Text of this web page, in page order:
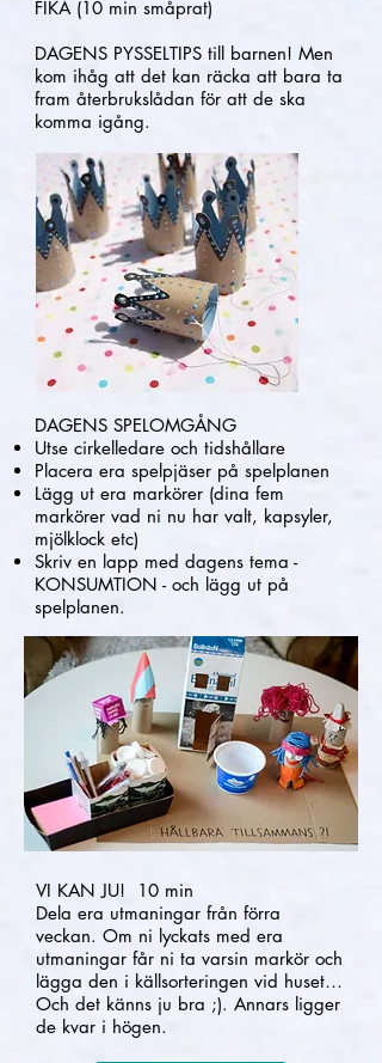
FIKA (10 min småprat)
DAGENS PYSSELTIPS till barnen! Men
kom ihåg att det kan räcka att bara ta
fram återbrukslådan för att de ska
komma igång.
DAGENS SPELOMGÅNG
Utse cirkelledare och tidshållare
Placera era spelpjäser på spelplanen
Lägg ut era markörer (dina fem
markörer vad ni nu har valt, kapsyler,
mjölklock etc)
Skriv en lapp med dagens tema -
KONSUMTION - och lägg ut på
spelplanen.
VI KAN JU! 10 min
Dela era utmaningar från förra
veckan. Om ni lyckats med era
utmaningar får ni ta varsin markör och
lägga den i källsorteringen vid huset…
Och det känns ju bra ;). Annars ligger
de kvar i högen.